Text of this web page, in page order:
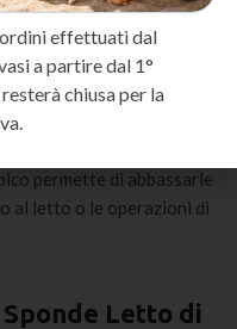
del paziente durante la
igienizzabili, le
in modo semplice su letti
permette di abbassarle
al letto o le operazioni di
Letto di
effettuati dal
a partire dal 1°
chiusa per la